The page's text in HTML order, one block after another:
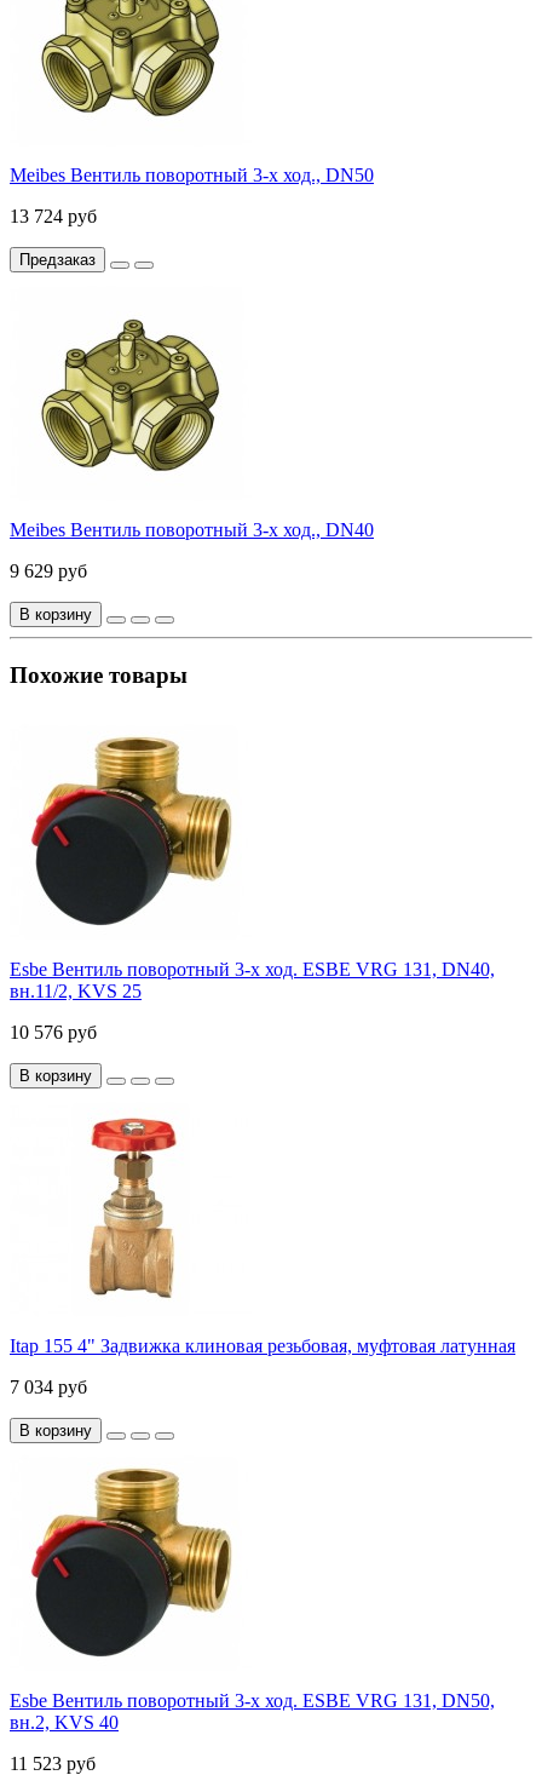
Meibes Вентиль поворотный 3-х ход., DN50
13 724 руб
Предзаказ
Meibes Вентиль поворотный 3-х ход., DN40
9 629 руб
В корзину
Похожие товары
Esbe Вентиль поворотный 3-х ход. ESBE VRG 131, DN40,
вн.11/2, KVS 25
10 576 руб
В корзину
Itap 155 4" Задвижка клиновая резьбовая, муфтовая латунная
7 034 руб
В корзину
Esbe Вентиль поворотный 3-х ход. ESBE VRG 131, DN50,
вн.2, KVS 40
11 523 руб